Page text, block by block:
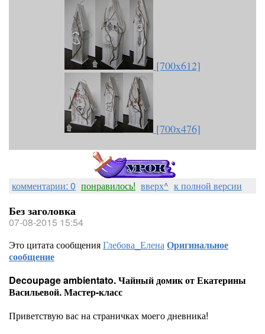
[700x612]
[700x476]
комментарии: 0 понравилось! вверх^ к полной версии
Без заголовка
07-08-2015 15:54
Это цитата сообщенияГлебова_ЕленаОригинальное
сообщение
Decoupage ambientato. Чайный домик от Екатерины
Васильевой. Мастер-класс
Приветствую вас на страничках моего дневника!